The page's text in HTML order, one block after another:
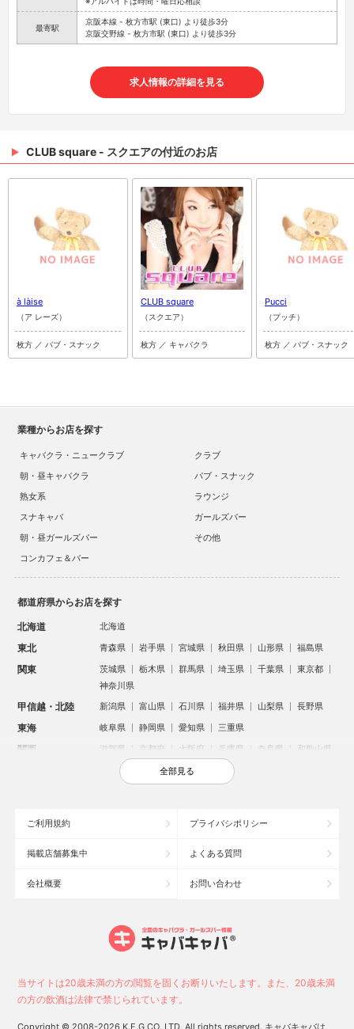
最寄駅
京阪本線 - 枚方市駅 (東口) より徒歩3分
京阪交野線 - 枚方市駅 (東口) より徒歩3分
求人情報の詳細を見る
CLUB square - スクエアの付近のお店
à làise
（ア レーズ）
枚方 ／ パブ・スナック
CLUB square
（スクエア）
枚方 ／ キャバクラ
Pucci
（プッチ）
枚方 ／ パブ・スナック
業種からお店を探す
キャバクラ・ニュークラブ
クラブ
朝・昼キャバクラ
パブ・スナック
熟女系
ラウンジ
スナキャバ
ガールズバー
朝・昼ガールズバー
その他
コンカフェ＆バー
都道府県からお店を探す
北海道 北海道
東北 青森県 岩手県 宮城県 秋田県 山形県 福島県
関東 茨城県 栃木県 群馬県 埼玉県 千葉県
東京都
神奈川県
甲信越・北陸 新潟県 富山県 石川県 福井県 山梨県 長野県
東海 岐阜県 静岡県 愛知県 三重県
関西 滋賀県 京都府 大阪府 兵庫県 奈良県 和歌山県
鳥取県 島根県 岡山県 広島県
沖縄県
大宮のキャバクラ
新潟市のキャバクラ
高崎市のキャバクラ
新潟駅前のキャバクラ
全部見る
ご利用規約 プライバシポリシー
掲載店舗募集中 よくある質問
会社概要 お問い合わせ
当サイトは20歳未満の方の閲覧を固くお断りいたします。また、20歳未満
の方の飲酒は法律で禁じられています。